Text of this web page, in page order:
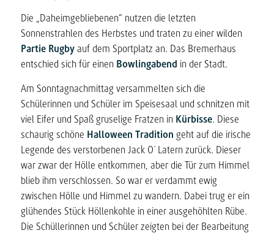
Die „Daheimgebliebenen“ nutzen die letzten
Sonnenstrahlen des Herbstes und traten zu einer wilden
Partie Rugbyauf dem Sportplatz an. Das Bremerhaus
entschied sich für einen Bowlingabend in der Stadt.
Am Sonntagnachmittag versammelten sich die
Schülerinnen und Schüler im Speisesaal und schnitzen mit
viel Eifer und Spaß gruselige Fratzen in Kürbisse. Diese
schaurig schöne Halloween Tradition geht auf die irische
Legende des verstorbenen Jack O´ Latern zurück. Dieser
war zwar der Hölle entkommen, aber die Tür zum Himmel
blieb ihm verschlossen. So war er verdammt ewig
zwischen Hölle und Himmel zu wandern. Dabei trug er ein
glühendes Stück Höllenkohle in einer ausgehöhlten Rübe.
Die Schüllerinnen und Schüler zeigten bei der Bearbeitung